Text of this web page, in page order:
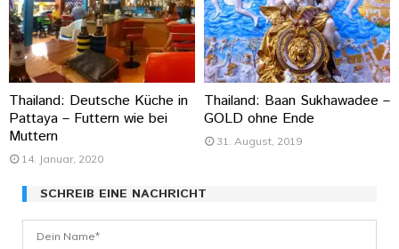
Thailand: Deutsche Küche in
Pattaya – Futtern wie bei
Muttern
14. Januar, 2020
Thailand: Baan Sukhawadee –
GOLD ohne Ende
31. August, 2019
SCHREIB EINE NACHRICHT